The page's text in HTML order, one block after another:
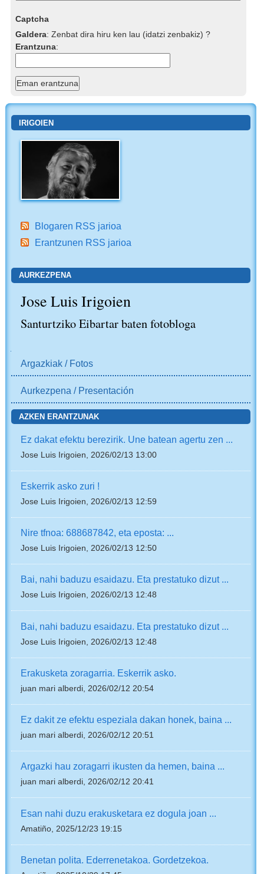
Captcha
Galdera:Zenbat dira hiru ken lau (idatzi zenbakiz) ?
Erantzuna:
IRIGOIEN
Blogaren RSS jarioa
Erantzunen RSS jarioa
AURKEZPENA
Jose Luis Irigoien
Santurtziko Eibartar baten fotobloga
Argazkiak / Fotos
Aurkezpena / Presentación
AZKEN ERANTZUNAK
Ez dakat efektu berezirik. Une batean agertu zen ...
Jose Luis Irigoien, 2026/02/13 13:00
Eskerrik asko zuri !
Jose Luis Irigoien, 2026/02/13 12:59
Nire tfnoa: 688687842, eta eposta: ...
Jose Luis Irigoien, 2026/02/13 12:50
Bai, nahi baduzu esaidazu. Eta prestatuko dizut ...
Jose Luis Irigoien, 2026/02/13 12:48
Bai, nahi baduzu esaidazu. Eta prestatuko dizut ...
Jose Luis Irigoien, 2026/02/13 12:48
Erakusketa zoragarria. Eskerrik asko.
juan mari alberdi, 2026/02/12 20:54
Ez dakit ze efektu espeziala dakan honek, baina ...
juan mari alberdi, 2026/02/12 20:51
Argazki hau zoragarri ikusten da hemen, baina ...
juan mari alberdi, 2026/02/12 20:41
Esan nahi duzu erakusketara ez dogula joan ...
Amatiño, 2025/12/23 19:15
Benetan polita. Ederrenetakoa. Gordetzekoa.